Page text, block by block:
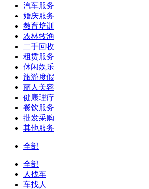
汽车服务
婚庆服务
教育培训
农林牧渔
二手回收
租赁服务
休闲娱乐
旅游度假
丽人美容
健康理疗
餐饮服务
批发采购
其他服务
全部
全部
人找车
车找人